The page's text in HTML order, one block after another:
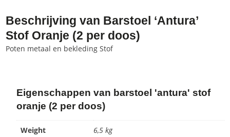
Beschrijving van Barstoel ‘Antura’
Stof Oranje (2 per doos)
Poten metaal en bekleding Stof
Eigenschappen van barstoel 'antura' stof
oranje (2 per doos)
Weight
6,5 kg